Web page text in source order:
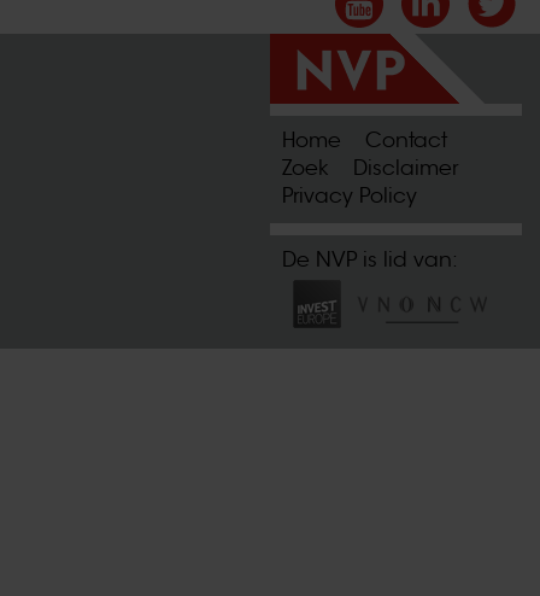
Home
Contact
Zoek
Disclaimer
Privacy Policy
De NVP is lid van: